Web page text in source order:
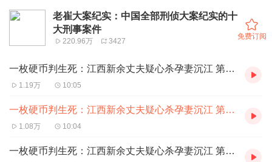
老崔大案纪实：中国全部刑侦大案纪实的十
大刑事案件
220.96万 3427
免费订阅
一枚硬币判生死：江西新余丈夫疑心杀孕妻沉江 第一集
1.19万 10:05
一枚硬币判生死：江西新余丈夫疑心杀孕妻沉江 第二集
1.08万 10:04
一枚硬币判生死：江西新余丈夫疑心杀孕妻沉江 第三集